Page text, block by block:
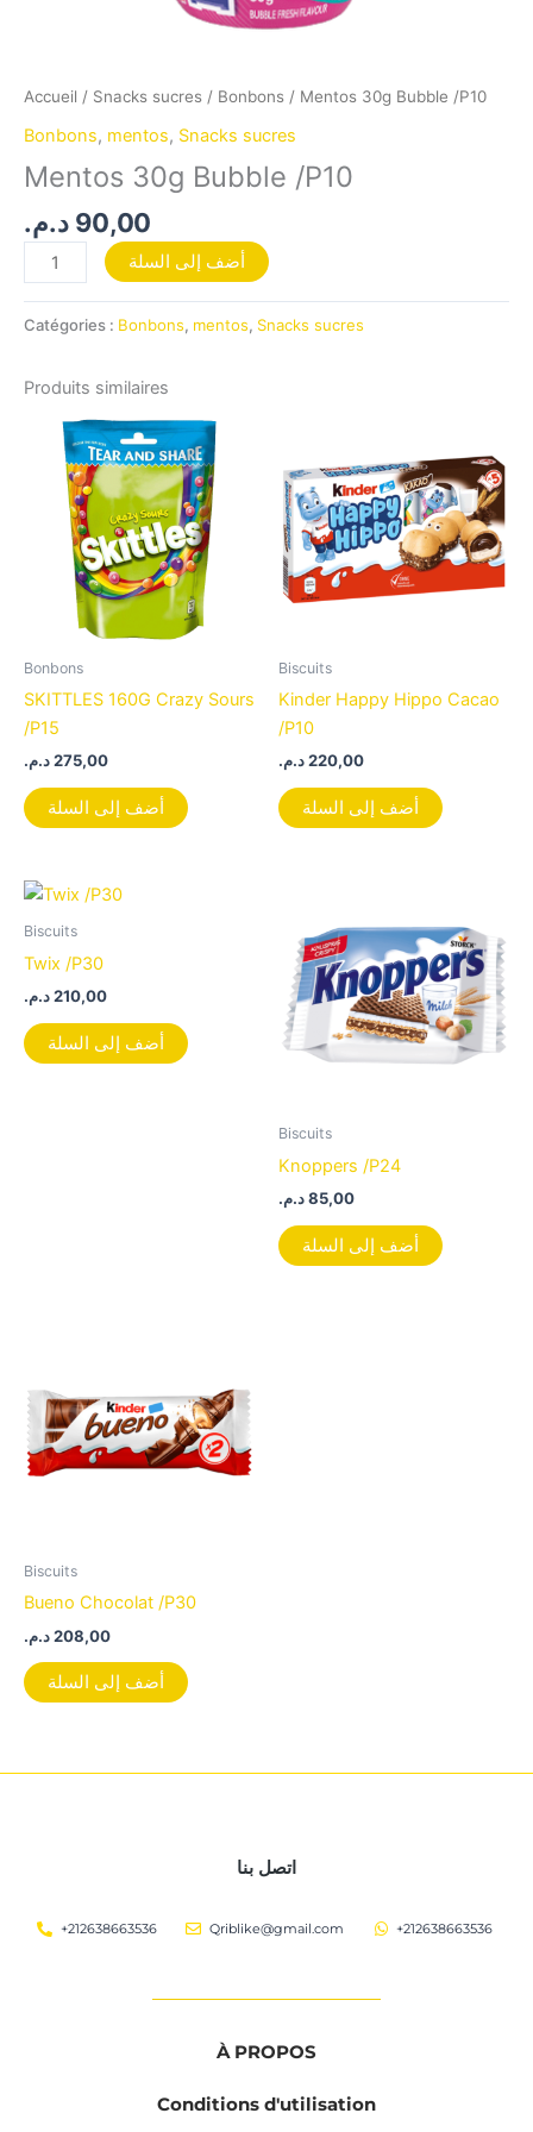
Accueil / Snacks sucres / Bonbons / Mentos 30g Bubble /P10
Bonbons, mentos, Snacks sucres
Mentos 30g Bubble /P10
90,00 د.م.
أضف إلى السلة
Catégories : Bonbons, mentos, Snacks sucres
Produits similaires
Bonbons
SKITTLES 160G Crazy Sours
/P15
275,00د.م.
أضف إلى السلة
Biscuits
Kinder Happy Hippo Cacao
/P10
220,00د.م.
أضف إلى السلة
Biscuits
Twix /P30
210,00د.م.
أضف إلى السلة
Biscuits
Knoppers /P24
85,00د.م.
أضف إلى السلة
Biscuits
Bueno Chocolat /P30
208,00د.م.
أضف إلى السلة
اتصل بنا
+212638663536 Qriblike@gmail.com +212638663536
À PROPOS
Conditions d'utilisation